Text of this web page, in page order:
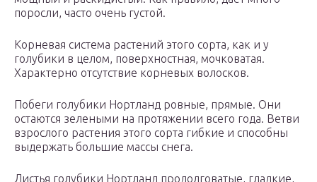
поросли, часто очень густой.
Корневая система растений этого сорта, как и у
голубики в целом, поверхностная, мочковатая.
Характерно отсутствие корневых волосков.
Побеги голубики Нортланд ровные, прямые. Они
остаются зелеными на протяжении всего года. Ветви
взрослого растения этого сорта гибкие и способны
выдержать большие массы снега.
Листья голубики Нортланд продолговатые, гладкие,